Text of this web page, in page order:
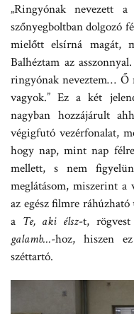
„Ringyónak nevezett
szőnyegboltban dolgozó
mielőtt elsírná magát,
Balhéztam az
ringyónak neveztem… Ő
vagyok.” Ez a két
nagyban hozzájárult
végigfutó vezérfonalat,
hogy nap, mint nap
mellett, s nem
meglátásom, miszerint
az egész filmre
a Te, aki élsz-t,
galamb…-hoz, hiszen
széttartó.